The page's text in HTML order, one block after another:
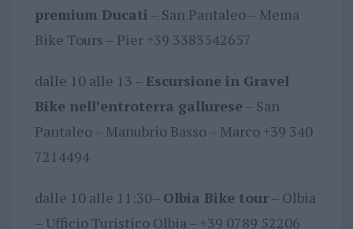
premium Ducati – San Pantaleo – Mema
Bike Tours – Pier +39 3383542657
dalle 10 alle 13 – Escursione in Gravel
Bike nell’entroterra gallurese – San
Pantaleo – Manubrio Basso – Marco +39 340
7214494
dalle 10 alle 11:30– Olbia Bike tour– Olbia
– Ufficio Turistico Olbia – +39 0789 52206